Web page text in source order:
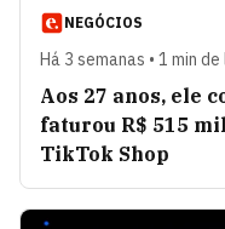
NEGÓCIOS
Há 3 semanas • 1 min
Aos 27 anos, ele
faturou R$ 515
TikTok Shop